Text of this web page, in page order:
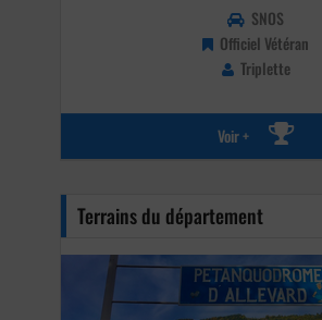
SNOS
Officiel Vétéran
Triplette
Voir +
Terrains du département